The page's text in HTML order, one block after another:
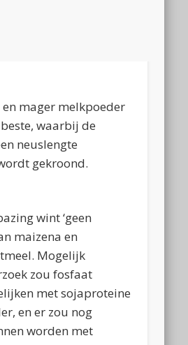
mager melkpoeder
waarbij de
neuslengte
gekroond.
wint ‘geen
maizena en
Mogelijk
zou fosfaat
met sojaproteine
en er zou nog
worden met